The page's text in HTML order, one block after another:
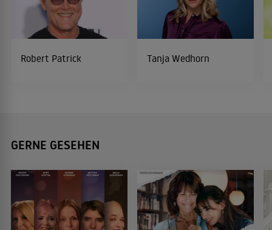
Robert Patrick Tanja Wedhorn
GERNE GESEHEN